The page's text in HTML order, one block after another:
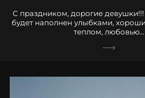
С праздником, дорогие девушки!!!
будет наполнен улыбками,
теплом, любовью...